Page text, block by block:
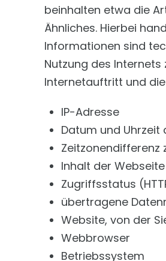
beinhalten etwa die
Ähnliches. Hierbei
Informationen sind
Nutzung des
Internetauftritt und
IP-Adresse
Datum und Uhrzeit
Zeitzonendifferenz
Inhalt der Webseite
Zugriffsstatus
übertragene
Website, von der
Webbrowser
Betriebssystem